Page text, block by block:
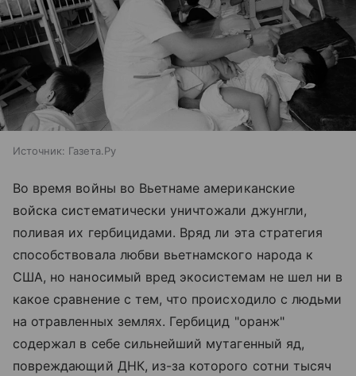
Источник: Газета.Ру
Во время войны во Вьетнаме американские
войска систематически уничтожали джунгли,
поливая их гербицидами. Вряд ли эта стратегия
способствовала любви вьетнамского народа к
США, но наносимый вред экосистемам не шел ни в
какое сравнение с тем, что происходило с людьми
на отравленных землях. Гербицид "оранж"
содержал в себе сильнейший мутагенный яд,
повреждающий ДНК, из-за которого сотни тысяч